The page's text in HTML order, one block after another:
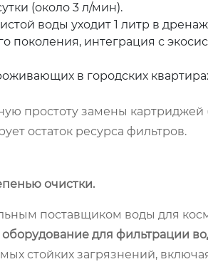
(около 3 л/мин).
воды уходит 1 литр в
интеграция с
в городских
простоту замены
остаток ресурса фильтров.
очистки.
поставщиком воды для
оборудование для фильтрации
стойких загрязнений,